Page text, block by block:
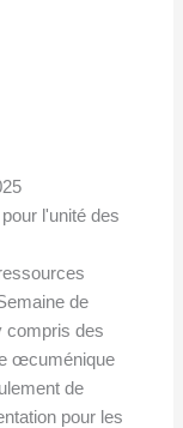
l'unité des
de
compris des
œcuménique
de
pour les